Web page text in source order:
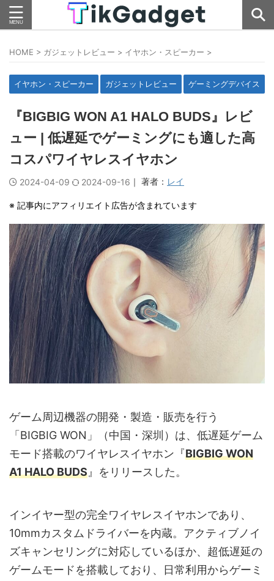
HOME > ガジェットレビュー > イヤホン・スピーカー >
イヤホン・スピーカー ガジェットレビュー ゲーミングデバイス
『BIGBIG WON A1 HALO BUDS』レビ
ュー | 低遅延でゲーミングにも適した高
コスパワイヤレスイヤホン
2024-04-09 2024-09-16 ｜ 著者： レイ
※ 記事内にアフィリエイト広告が含まれています
ゲーム周辺機器の開発・製造・販売を行う
「BIGBIG WON」（中国・深圳）は、低遅延ゲーム
モード搭載のワイヤレスイヤホン『BIGBIG WON
A1 HALO BUDS』をリリースした。
インイヤー型の完全ワイヤレスイヤホンであり、
10mmカスタムドライバーを内蔵。アクティブノイ
ズキャンセリングに対応しているほか、超低遅延の
ゲームモードを搭載しており、日常利用からゲーミ